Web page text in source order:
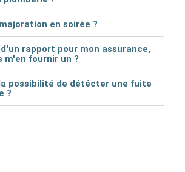
en soirée ?
rapport pour mon assurance,
m'en fournir un ?
possibilité de détécter une fuite
?